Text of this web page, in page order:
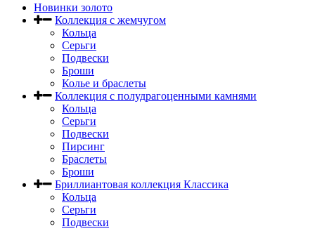
Новинки золото
Коллекция с жемчугом
Кольца
Серьги
Подвески
Броши
Колье и браслеты
Коллекция с полудрагоценными камнями
Кольца
Серьги
Подвески
Пирсинг
Браслеты
Броши
Бриллиантовая коллекция Классика
Кольца
Серьги
Подвески